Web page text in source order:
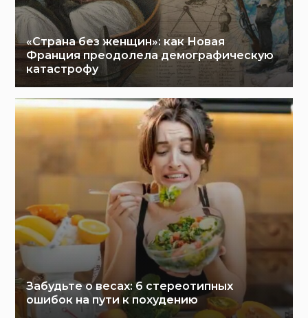
«Страна без женщин»: как Новая
Франция преодолела демографическую
катастрофу
Забудьте о весах: 6 стереотипных
ошибок на пути к похудению